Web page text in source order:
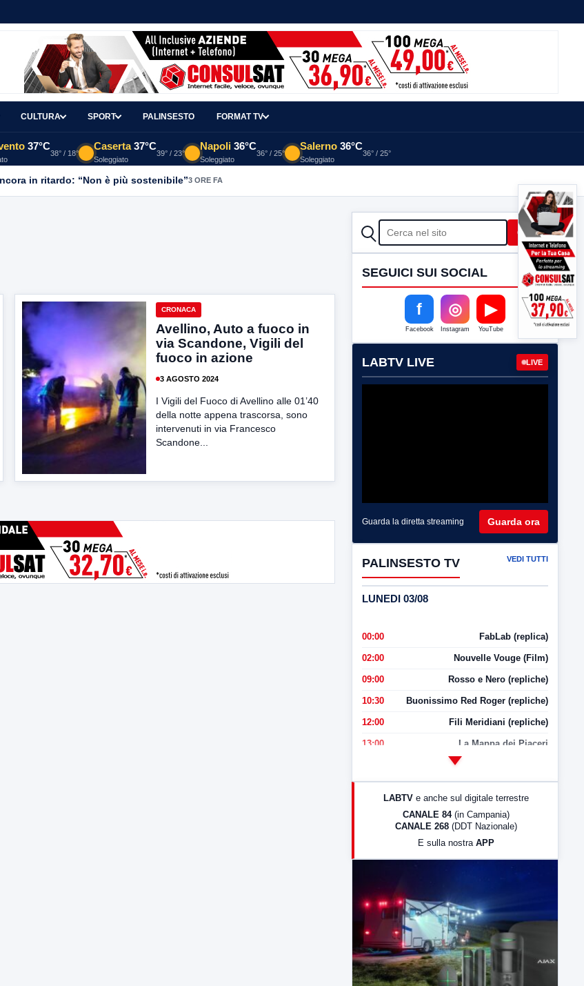
CULTURA SPORT PALINSESTO FORMAT TV
37°C
38° / 18°
Caserta 37°C
Soleggiato
39° / 23°
Napoli 36°C
Soleggiato
36° / 25°
Salerno 36°C
Soleggiato
36° / 25°
in ritardo: “Non è più sostenibile”3 ORE FA
CRONACA
Avellino, Auto a fuoco in
via Scandone, Vigili del
fuoco in azione
3 AGOSTO 2024
I Vigili del Fuoco di Avellino alle 01’40
della notte appena trascorsa, sono
intervenuti in via Francesco
Scandone...
CERCA Cerca
SEGUICI SUI SOCIAL
f
Facebook
◎
Instagram
▶
YouTube
LABTV LIVE LIVE
Guarda la diretta streaming Guarda ora
PALINSESTO TV VEDI TUTTI
LUNEDI 03/08
00:00 FabLab (replica)
02:00 Nouvelle Vouge (Film)
09:00 Rosso e Nero (repliche)
10:30 Buonissimo Red Roger (repliche)
12:00 Fili Meridiani (repliche)
13:00 La Mappa dei Piaceri
LabNews (Diretta)
LABTV e anche sul digitale terrestre
CANALE 84 (in Campania)
CANALE 268 (DDT Nazionale)
E sulla nostra APP